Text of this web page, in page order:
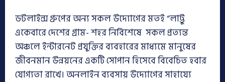
ডটলাইন্স গ্রুপের অন্য সকল উদ্যোগের মতই “লাট্টু
একেবারে দেশের গ্রাম- শহর নির্বিশেষে সকল প্রত্যন্ত
অঞ্চলে ইন্টারনেট প্রযুক্তির ব্যবহারের মাধ্যমে মানুষের
জীবনমান উন্নয়নের একটি সোপান হিসেবে বিবেচিত হবার
যোগ্যতা রাখে। অনলাইন ব্যবসায় উদ্যোগের সাহায্যে